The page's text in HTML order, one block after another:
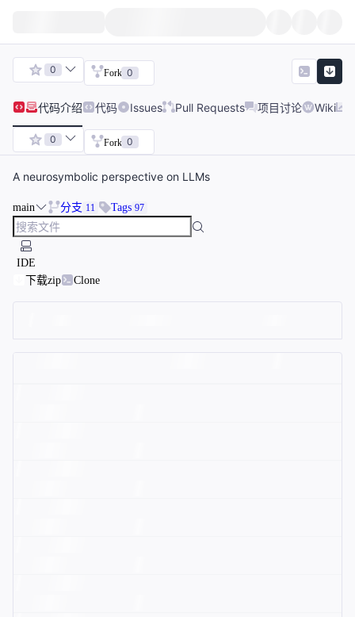
0 Fork 0
代码介绍 代码 Issues Pull Requests 项目讨论 Wiki
0 Fork 0
A neurosymbolic perspective on LLMs
main 分支 11 Tags 97
IDE
下载zip
Clone